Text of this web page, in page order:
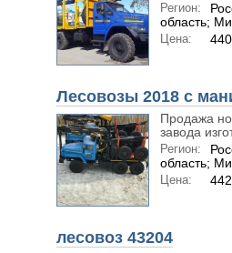
Регион:
область;
Цена:
Лесовозы 2018 с
Продажа
завода
Регион:
область;
Цена:
лесовоз 43204